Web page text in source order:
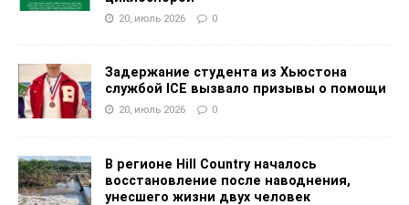
20, июль 2026 0
Задержание студента из Хьюстона
службой ICE вызвало призывы о помощи
20, июль 2026 0
В регионе Hill Country началось
восстановление после наводнения,
унесшего жизни двух человек